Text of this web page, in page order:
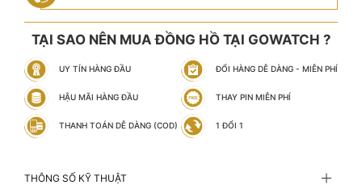
TẠI SAO NÊN MUA ĐỒNG HỒ TẠI GOWATCH ?
UY TÍN HÀNG ĐẦU ĐỔI HÀNG DỄ DÀNG - MIỄN PHÍ
HẬU MÃI HÀNG ĐẦU THAY PIN MIỄN PHÍ
THANH TOÁN DỄ DÀNG (COD) 1 ĐỔI 1
THÔNG SỐ KỸ THUẬT